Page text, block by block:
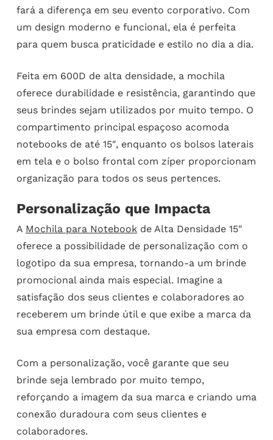
fará a diferença em seu evento corporativo. Com
um design moderno e funcional, ela é perfeita
para quem busca praticidade e estilo no dia a dia.
Feita em 600D de alta densidade, a mochila
oferece durabilidade e resistência, garantindo que
seus brindes sejam utilizados por muito tempo. O
compartimento principal espaçoso acomoda
notebooks de até 15″, enquanto os bolsos laterais
em tela e o bolso frontal com zíper proporcionam
organização para todos os seus pertences.
Personalização que Impacta
A Mochila para Notebookde Alta Densidade 15″
oferece a possibilidade de personalização com o
logotipo da sua empresa, tornando-a um brinde
promocional ainda mais especial. Imagine a
satisfação dos seus clientes e colaboradores ao
receberem um brinde útil e que exibe a marca da
sua empresa com destaque.
Com a personalização, você garante que seu
brinde seja lembrado por muito tempo,
reforçando a imagem da sua marca e criando uma
conexão duradoura com seus clientes e
colaboradores.